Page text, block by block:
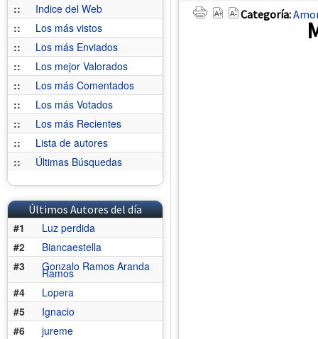
::
Indice del Web
::
Los más vistos
::
Los más Enviados
::
Los mejor Valorados
::
Los más Comentados
::
Los más Votados
::
Los más Recientes
::
Lista de autores
::
Últimas Búsquedas
Últimos Autores del día
#1
Luz perdida
#2
Biancaestella
#3
Gonzalo Ramos Aranda
Ramos
#4
Lopera
#5
Ignacio
#6
jureme
Categoría: